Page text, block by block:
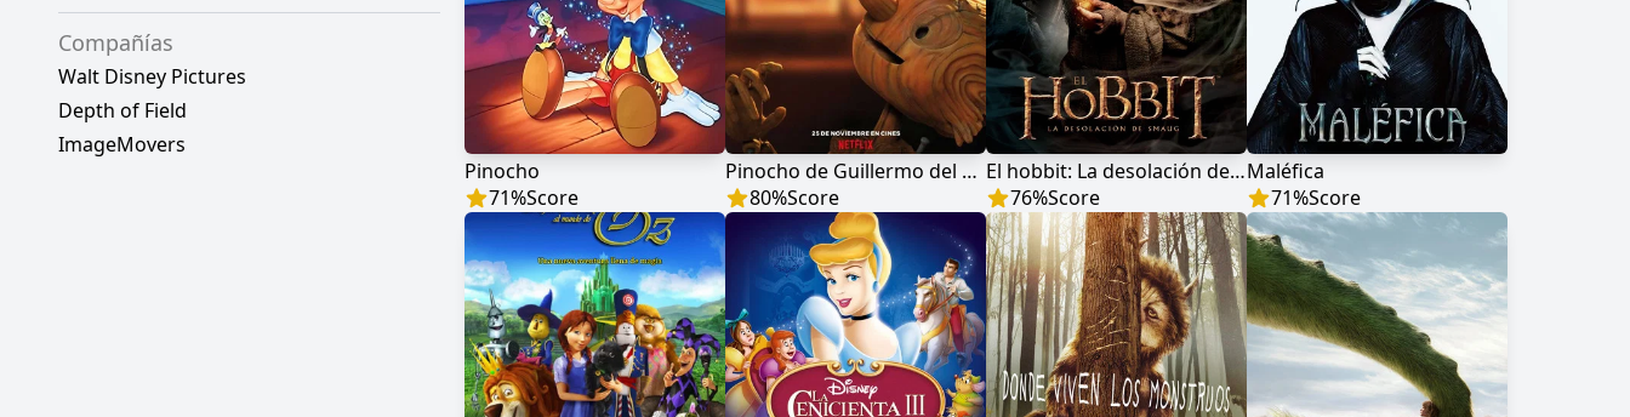
Compañías
Walt Disney Pictures
Depth of Field
ImageMovers
Pinocho
71%Score
Pinocho de Guillermo del Toro
80%Score
El hobbit: La desolación de Smaug
76%Score
Maléfica
71%Score